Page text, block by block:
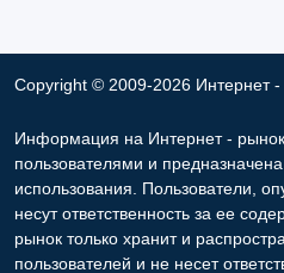
Copyright © 2009-2026 Интернет
Информация на Интернет - рынок
пользователями и
использования. Пользователи,
несут ответственность за ее
рынок только хранит и
пользователей и не несет